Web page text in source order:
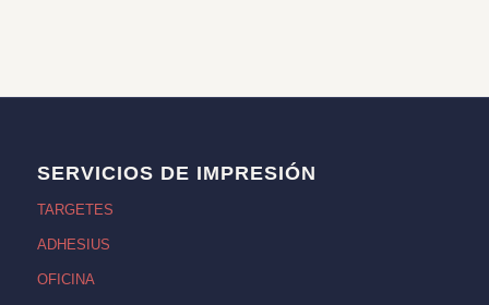
SERVICIOS DE IMPRESIÓN
TARGETES
ADHESIUS
OFICINA